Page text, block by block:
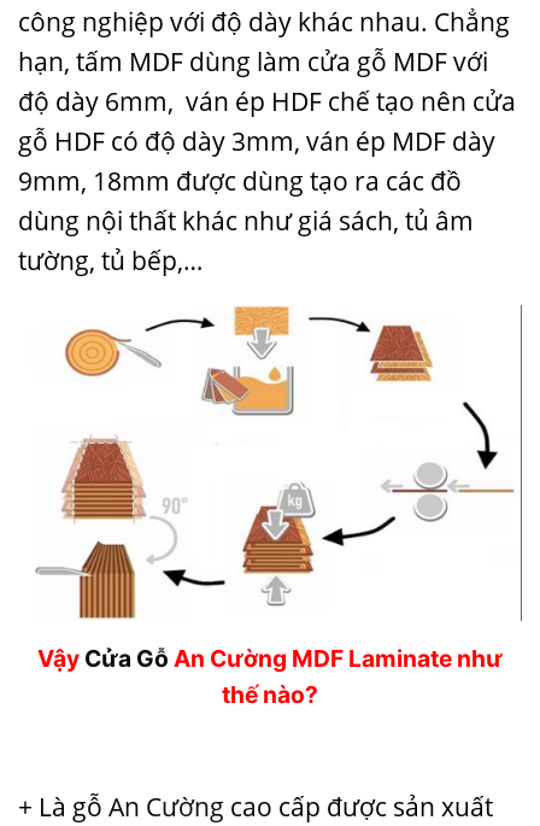
công nghiệp với độ dày khác nhau. Chẳng
hạn, tấm MDF dùng làm cửa gỗ MDF với
độ dày 6mm, ván ép HDF chế tạo nên cửa
gỗ HDF có độ dày 3mm, ván ép MDF dày
9mm, 18mm được dùng tạo ra các đồ
dùng nội thất khác như giá sách, tủ âm
tường, tủ bếp,…
Vậy Cửa Gỗ An Cường MDF Laminate như
thế nào?
+ Là gỗ An Cường cao cấp được sản xuất